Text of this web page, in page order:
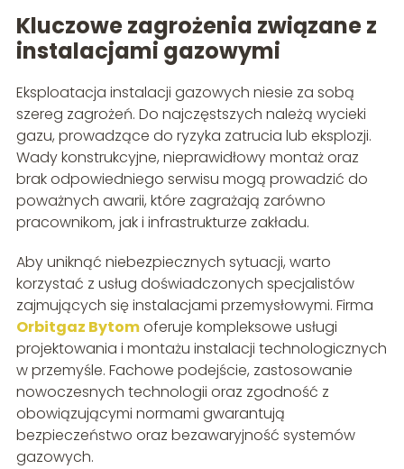
Kluczowe zagrożenia związane z
instalacjami gazowymi
Eksploatacja instalacji gazowych niesie za sobą
szereg zagrożeń. Do najczęstszych należą wycieki
gazu, prowadzące do ryzyka zatrucia lub eksplozji.
Wady konstrukcyjne, nieprawidłowy montaż oraz
brak odpowiedniego serwisu mogą prowadzić do
poważnych awarii, które zagrażają zarówno
pracownikom, jak i infrastrukturze zakładu.
Aby uniknąć niebezpiecznych sytuacji, warto
korzystać z usług doświadczonych specjalistów
zajmujących się instalacjami przemysłowymi. Firma
Orbitgaz Bytomoferuje kompleksowe usługi
projektowania i montażu instalacji technologicznych
w przemyśle. Fachowe podejście, zastosowanie
nowoczesnych technologii oraz zgodność z
obowiązującymi normami gwarantują
bezpieczeństwo oraz bezawaryjność systemów
gazowych.